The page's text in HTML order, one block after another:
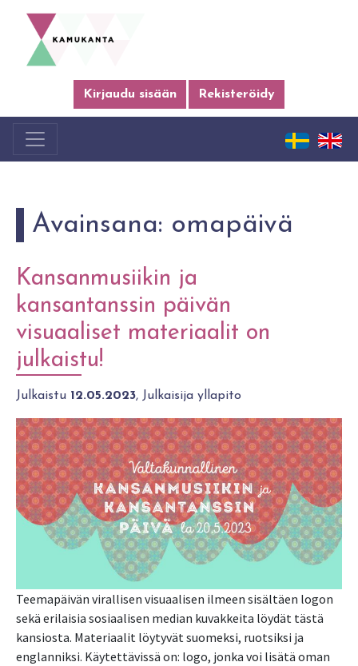
Kirjaudu sisään Rekisteröidy
Avainsana: omapäivä
Kansanmusiikin ja
kansantanssin päivän
visuaaliset materiaalit on
julkaistu!
Julkaistu 12.05.2023, Julkaisija yllapito
Teemapäivän virallisen visuaalisen ilmeen sisältäen logon
sekä erilaisia sosiaalisen median kuvakkeita löydät tästä
kansiosta. Materiaalit löytyvät suomeksi, ruotsiksi ja
englanniksi. Käytettävissä on: logo, jonka voi lisätä oman